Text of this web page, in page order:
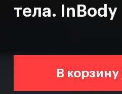
тела. InBody